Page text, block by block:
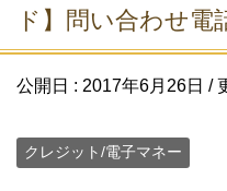
ド】問い合わせ電
公開日 : 2017年6月26日 /
クレジット/電子マネー